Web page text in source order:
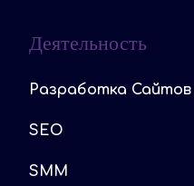
Деятельность
Разработка Сайтов
SEO
SMM